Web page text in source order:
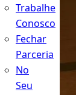
Trabalhe
Conosco
Fechar
Parceria
No
Seu